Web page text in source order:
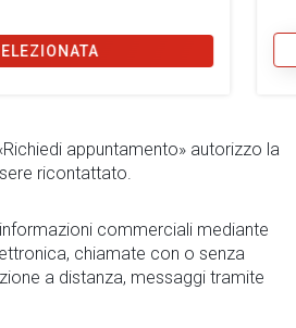
appuntamento» autorizzo la
ricontattato.
commerciali mediante
chiamate con o senza
a distanza, messaggi tramite